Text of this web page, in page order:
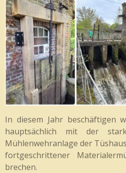
In diesem Jahr beschäftigen
hauptsächlich mit der
Mühlenwehranlage der
fortgeschrittener
brechen.